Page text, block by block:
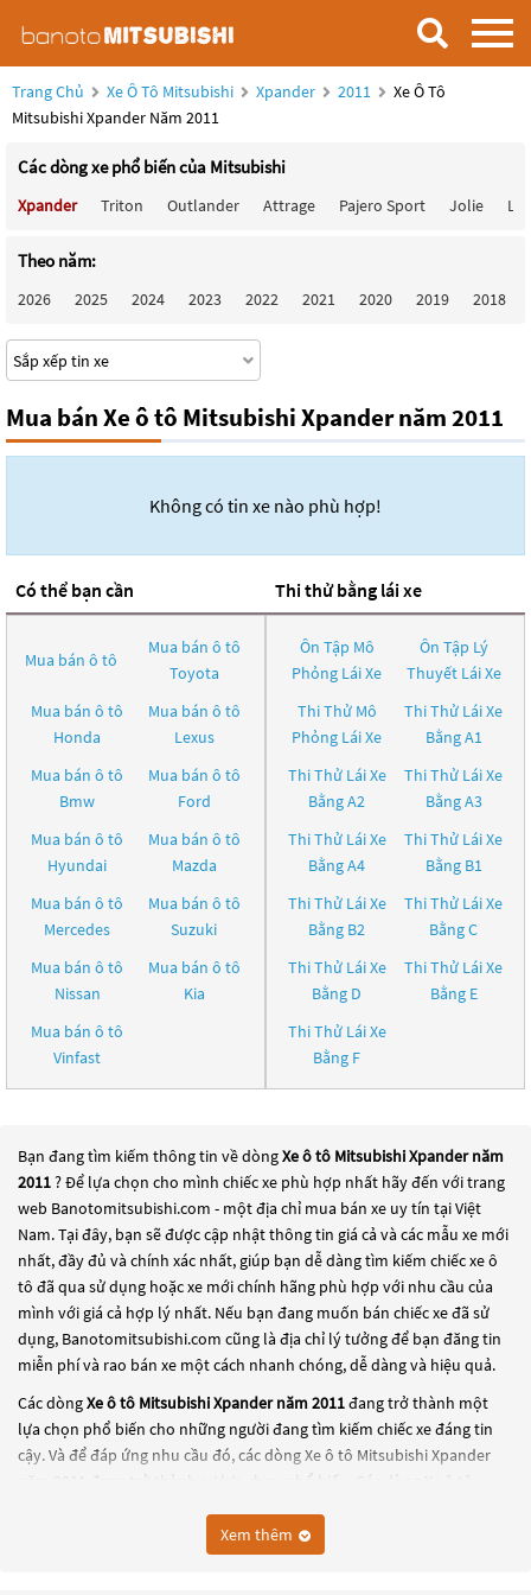
Trang Chủ Xe Ô Tô Mitsubishi Xpander 2011
Xe Ô Tô
Mitsubishi Xpander Năm 2011
Các dòng xe phổ biến của Mitsubishi
Xpander Triton Outlander Attrage Pajero Sport Jolie
Theo năm:
2026 2025 2024 2023 2022 2021 2020 2019 2018
Mua bán Xe ô tô Mitsubishi Xpander năm 2011
Không có tin xe nào phù hợp!
Có thể bạn cần
Mua bán ô tô
Mua bán ô tô
Toyota
Mua bán ô tô
Honda
Mua bán ô tô
Lexus
Mua bán ô tô
Bmw
Mua bán ô tô
Ford
Mua bán ô tô
Hyundai
Mua bán ô tô
Mazda
Mua bán ô tô
Mercedes
Mua bán ô tô
Suzuki
Mua bán ô tô
Nissan
Mua bán ô tô
Kia
Mua bán ô tô
Vinfast
Thi thử bằng lái xe
Ôn Tập Mô
Phỏng Lái Xe
Ôn Tập Lý
Thuyết Lái Xe
Thi Thử Mô
Phỏng Lái Xe
Thi Thử Lái Xe
Bằng A1
Thi Thử Lái Xe
Bằng A2
Thi Thử Lái Xe
Bằng A3
Thi Thử Lái Xe
Bằng A4
Thi Thử Lái Xe
Bằng B1
Thi Thử Lái Xe
Bằng B2
Thi Thử Lái Xe
Bằng C
Thi Thử Lái Xe
Bằng D
Thi Thử Lái Xe
Bằng E
Thi Thử Lái Xe
Bằng F
Bạn đang tìm kiếm thông tin về dòngXe ô tô Mitsubishi Xpander năm
2011? Để lựa chọn cho mình chiếc xe phù hợp nhất hãy đến với trang
web Banotomitsubishi.com - một địa chỉ mua bán xe uy tín tại Việt
Nam. Tại đây, bạn sẽ được cập nhật thông tin giá cả và các mẫu xe mới
nhất, đầy đủ và chính xác nhất, giúp bạn dễ dàng tìm kiếm chiếc xe ô
tô đã qua sử dụng hoặc xe mới chính hãng phù hợp với nhu cầu của
mình với giá cả hợp lý nhất. Nếu bạn đang muốn bán chiếc xe đã sử
dụng, Banotomitsubishi.com cũng là địa chỉ lý tưởng để bạn đăng tin
miễn phí và rao bán xe một cách nhanh chóng, dễ dàng và hiệu quả.
Các dòngXe ô tô Mitsubishi Xpander năm 2011đang trở thành một
lựa chọn phổ biến cho những người đang tìm kiếm chiếc xe đáng tin
cậy. Và để đáp ứng nhu cầu đó, các dòngXe ô tô Mitsubishi Xpander
đang trở thành sự lựa chọn phổ biến. Các dòng
được nâng cấp, hoặc là các dòng xe mới với thiết kế hiện đại và công
Xe ô tô Mitsubishi Xpander năm 2011
Xem thêm